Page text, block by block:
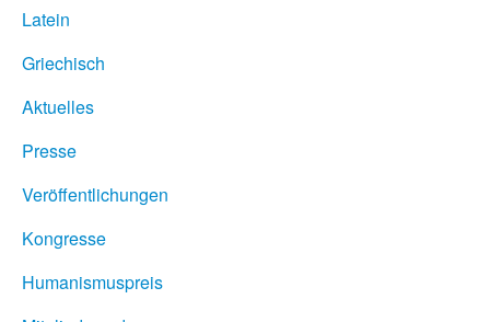
Latein
Griechisch
Aktuelles
Presse
Veröffentlichungen
Kongresse
Humanismuspreis